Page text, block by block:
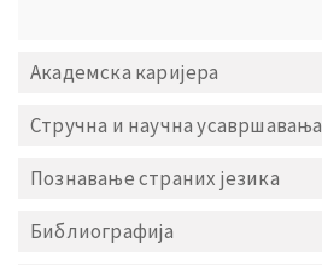
Академска каријера
Стручна и научна усавршавања
Познавање страних језика
Библиографија